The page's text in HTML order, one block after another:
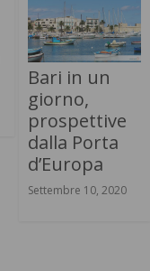
Bari in un
giorno,
prospettive
dalla Porta
d’Europa
Settembre 10, 2020